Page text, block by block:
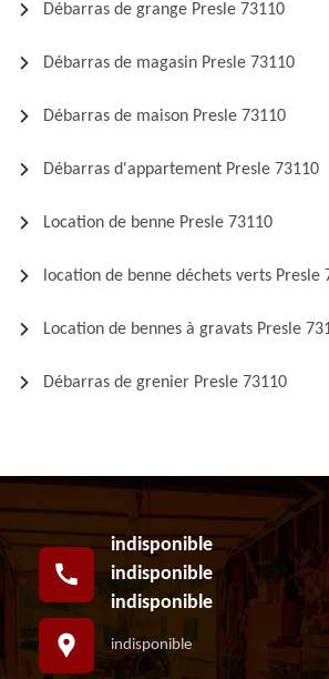
Débarras de grange Presle 73110
Débarras de magasin Presle 73110
Débarras de maison Presle 73110
Débarras d'appartement Presle 73110
Location de benne Presle 73110
location de benne déchets verts Presle
Location de bennes à gravats Presle
Débarras de grenier Presle 73110
indisponible
indisponible
indisponible
indisponible